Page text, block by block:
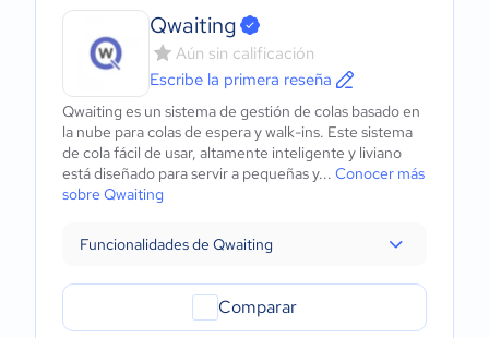
Qwaiting
Aún sin calificación
Escribe la primera reseña
Qwaiting es un sistema de gestión de colas basado en
la nube para colas de espera y walk-ins. Este sistema
de cola fácil de usar, altamente inteligente y liviano
está diseñado para servir a pequeñas y... Conocer más
sobre Qwaiting
Funcionalidades de Qwaiting
Comparar